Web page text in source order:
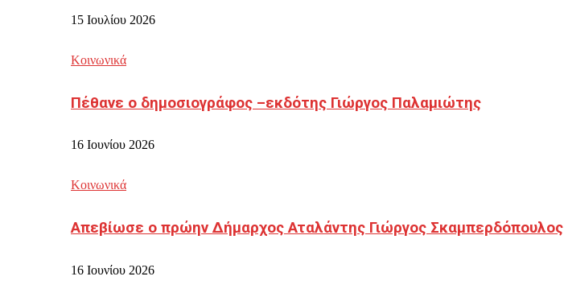
15 Ιουλίου 2026
Κοινωνικά
Πέθανε ο δημοσιογράφος –εκδότης Γιώργος Παλαμιώτης
16 Ιουνίου 2026
Κοινωνικά
Απεβίωσε ο πρώην Δήμαρχος Αταλάντης Γιώργος Σκαμπερδόπουλος
16 Ιουνίου 2026